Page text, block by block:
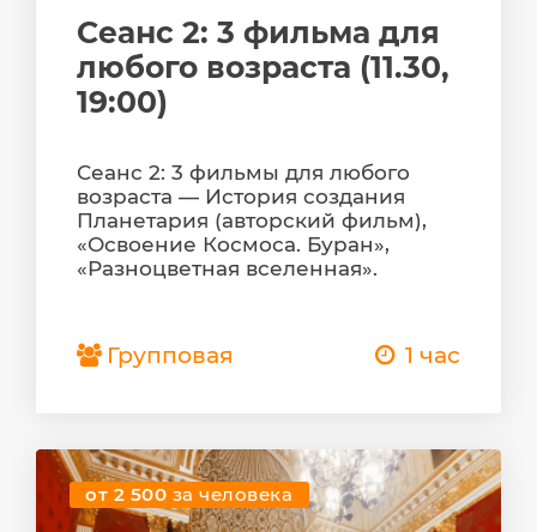
Сеанс 2: 3 фильма для
любого возраста (11.30,
19:00)
Сеанс 2: 3 фильмы для любого
возраста — История создания
Планетария (авторский фильм),
«Освоение Космоса. Буран»,
«Разноцветная вселенная».
Групповая 1 час
от 2 500 за человека